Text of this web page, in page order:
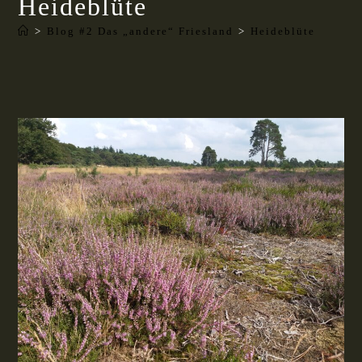
Heideblüte
> Blog #2 Das „andere“ Friesland > Heideblüte